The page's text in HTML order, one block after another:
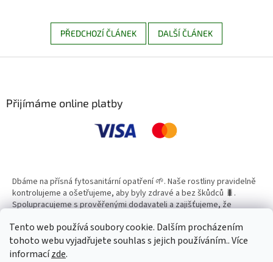
Tento web používá soubory cookie. Dalším procházením
tohoto webu vyjadřujete souhlas s jejich používáním.. Více
informacízde.
PŘEDCHOZÍ ČLÁNEK DALŠÍ ČLÁNEK
Přijímáme online platby
Dbáme na přísná fytosanitární opatření 🌱. Naše rostliny pravidelně
kontrolujeme a ošetřujeme, aby byly zdravé a bez škůdců 🐛.
Spolupracujeme s prověřenými dodavateli a zajišťujeme, že